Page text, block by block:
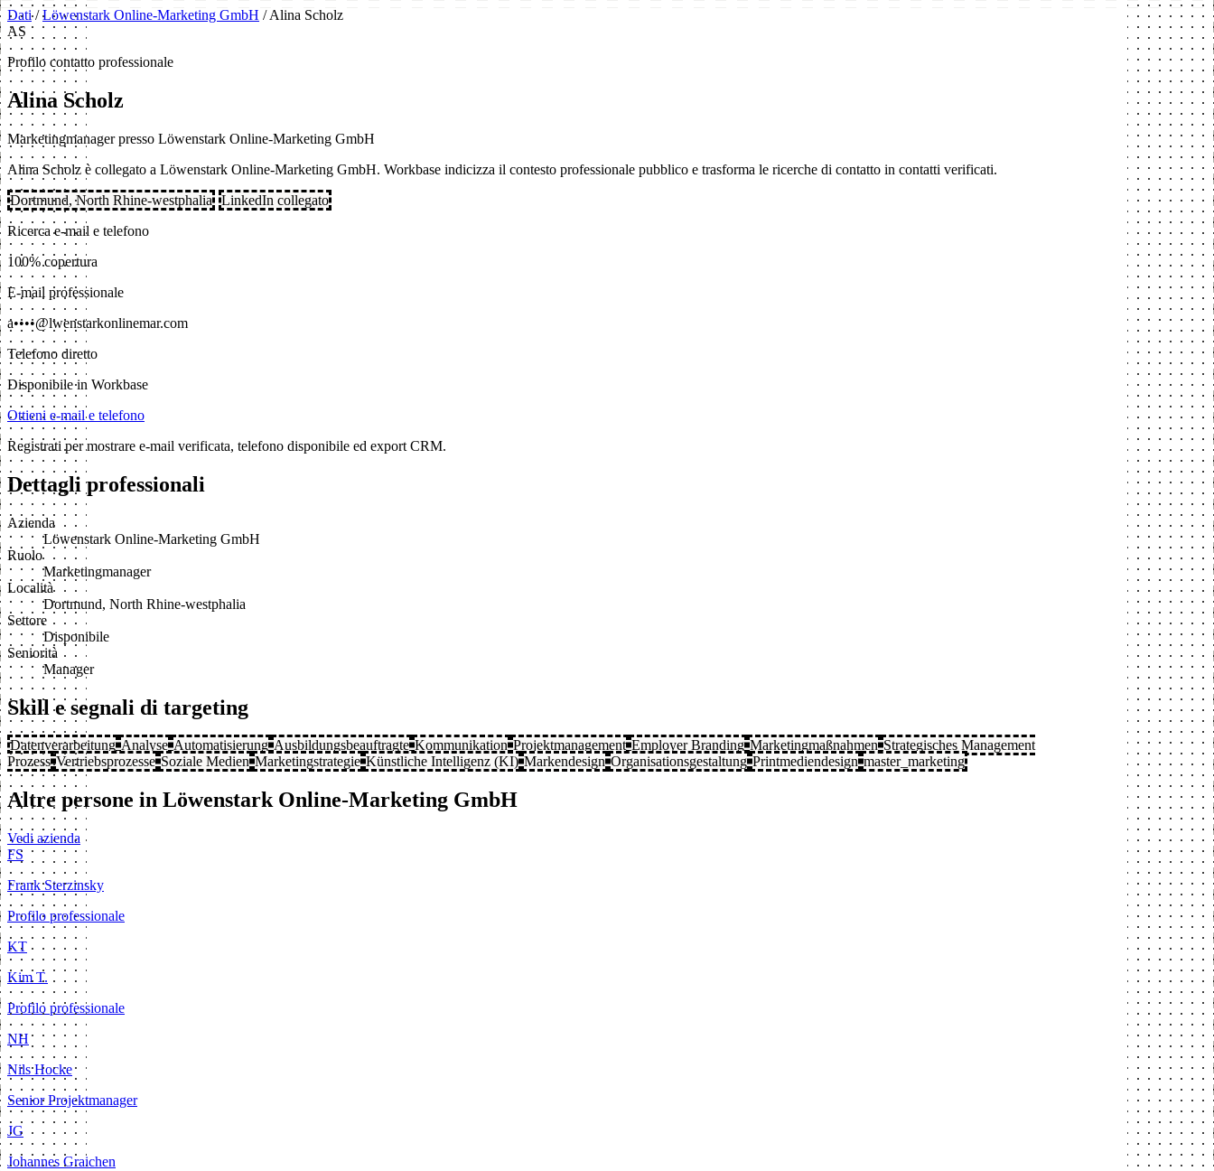
Dati / Löwenstark Online-Marketing GmbH / Alina Scholz
AS
Profilo contatto professionale
Alina Scholz
Marketingmanager presso Löwenstark Online-Marketing GmbH
Alina Scholz è collegato a Löwenstark Online-Marketing GmbH. Workbase indicizza il contesto professionale pubblico e trasforma le ricerche di contatto in contatti verificati.
Dortmund, North Rhine-westphalia
LinkedIn collegato
Ricerca e-mail e telefono
100% copertura
E-mail professionale
a••••@lwenstarkonlinemar.com
Telefono diretto
Disponibile in Workbase
Ottieni e-mail e telefono
Registrati per mostrare e-mail verificata, telefono disponibile ed export CRM.
Dettagli professionali
Azienda
Löwenstark Online-Marketing GmbH
Ruolo
Marketingmanager
Località
Dortmund, North Rhine-westphalia
Settore
Disponibile
Seniorità
Manager
Skill e segnali di targeting
Datenverarbeitung Analyse Automatisierung Ausbildungsbeauftragte Kommunikation Projektmanagement Employer Branding Marketingmaßnahmen Strategisches Management
Prozess Vertriebsprozesse Soziale Medien Marketingstrategie Künstliche Intelligenz (KI) Markendesign Organisationsgestaltung Printmediendesign master_marketing
Altre persone in Löwenstark Online-Marketing GmbH
Vedi azienda
FS
Frank Sterzinsky
Profilo professionale
KT
Kim T.
Profilo professionale
NH
Nils Hocke
Senior Projektmanager
JG
Johannes Graichen